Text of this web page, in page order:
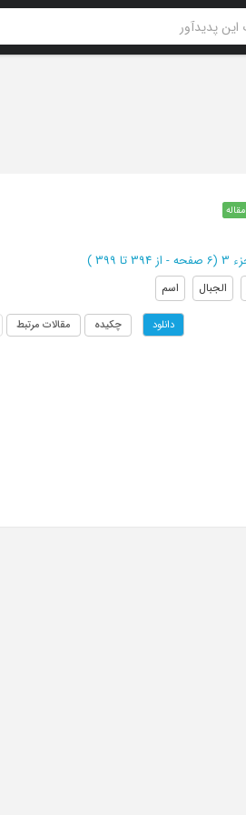
مقاله
(‎6 صفحه - از 394 تا 399 )
الجبال اسم
دانلود چکیده مقالات مرتبط